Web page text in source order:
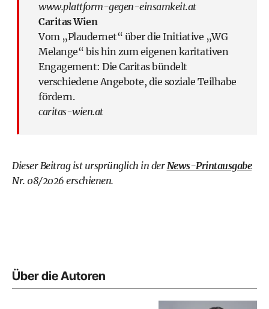
www.plattform-gegen-einsamkeit.at
Caritas Wien
Vom „Plaudernet“ über die Initiative „WG
Melange“ bis hin zum eigenen karitativen
Engagement: Die Caritas bündelt
verschiedene Angebote, die soziale Teilhabe
fördern.
caritas-wien.at
Dieser Beitrag ist ursprünglich in derNews-Printausgabe
Nr. 08/2026 erschienen.
Über die Autoren